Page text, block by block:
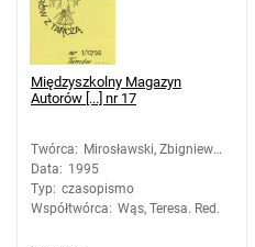
Międzyszkolny Magazyn
Autorów [...] nr 17
Twórca: Mirosławski, Zbigniew
(1958-). Oprac.
Data: 1995
Typ: czasopismo
Współtwórca: Wąs, Teresa. Red.